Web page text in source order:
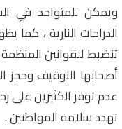
ويمكن للمتواجد في
الدراجات النارية ،
تنضبط للقوانين
أصحابها التوقيف
عدم توفر الكثيرين على
تهدد سلامة المواطنين .